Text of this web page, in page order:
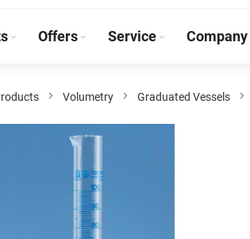
Offers Service Company
Volumetry Graduated Vessels